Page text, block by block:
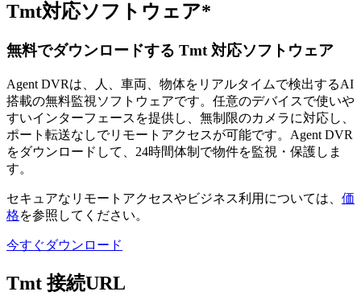
Tmt対応ソフトウェア*
無料でダウンロードする Tmt 対応ソフトウェア
Agent DVRは、人、車両、物体をリアルタイムで検出するAI
搭載の無料監視ソフトウェアです。任意のデバイスで使いや
すいインターフェースを提供し、無制限のカメラに対応し、
ポート転送なしでリモートアクセスが可能です。Agent DVR
をダウンロードして、24時間体制で物件を監視・保護しま
す。
セキュアなリモートアクセスやビジネス利用については、 価
格を参照してください。
今すぐダウンロード
Tmt 接続URL